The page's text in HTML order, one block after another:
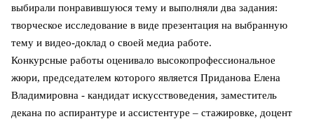
выбирали понравившуюся тему и выполняли два задания:
творческое исследование в виде презентация на выбранную
тему и видео-доклад о своей медиа работе.
Конкурсные работы оценивало высокопрофессиональное
жюри, председателем которого является Приданова Елена
Владимировна - кандидат искусствоведения, заместитель
декана по аспирантуре и ассистентуре – стажировке, доцент